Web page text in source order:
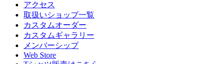
アクセス
取扱いショップ一覧
カスタムオーダー
カスタムギャラリー
メンバーシップ
Web Store